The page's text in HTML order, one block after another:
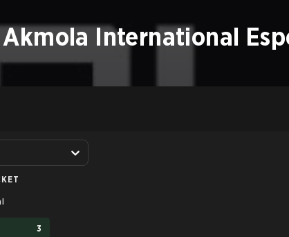
International
3